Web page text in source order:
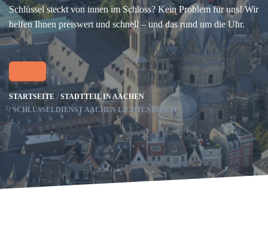
Schlüssel steckt von innen im Schloss? Kein Problem für uns! Wir
helfen Ihnen preiswert und schnell – und das rund um die Uhr.
STARTSEITE
STADTTEIL IN AACHEN
SCHLÜSSELDIENST AACHEN LICHTENBUSCH